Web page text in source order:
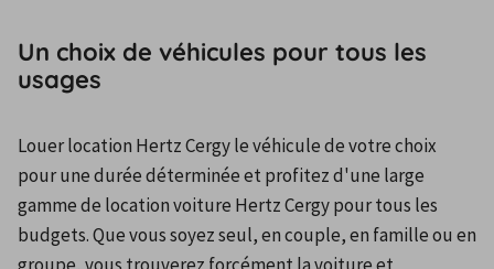
Un choix de véhicules pour tous les
usages
Louer location Hertz Cergy le véhicule de votre choix
pour une durée déterminée et profitez d'une large
gamme de location voiture Hertz Cergy pour tous les
budgets. Que vous soyez seul, en couple, en famille ou en